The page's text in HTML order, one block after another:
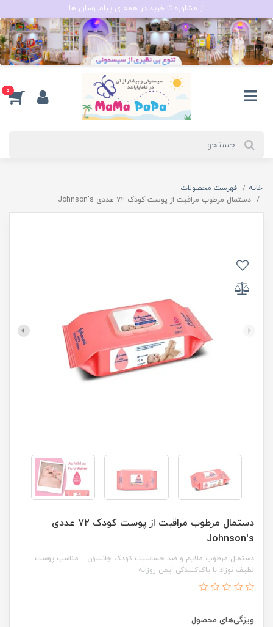
از مشاوره تا خرید در همه ی پیام رسان ها
0
خانه
فهرست محصولات
دستمال مرطوب مراقبت از پوست کودک ۷۲ عددی Johnson's
دستمال مرطوب مراقبت از پوست کودک ۷۲ عددی
Johnson's
دستمال مرطوب ملایم و ضد حساسیت کودک جانسون – مناسب پوست
لطیف نوزاد با پاک‌کنندگی ایمن روزانه
ویژگی‌های محصول